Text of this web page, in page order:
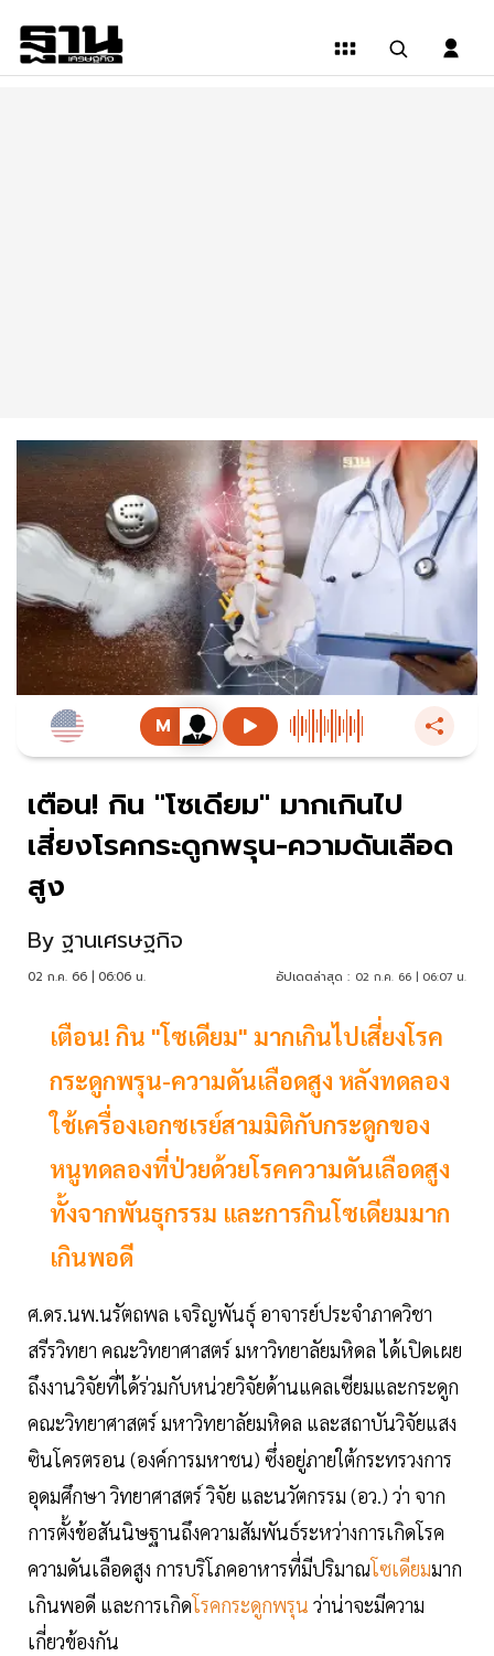
เตือน! กิน "โซเดียม" มากเกินไป
เสี่ยงโรคกระดูกพรุน-ความดันเลือด
สูง
By ฐานเศรษฐกิจ
02 ก.ค. 66 | 06:06 น. อัปเดตล่าสุด : 02 ก.ค. 66 | 06:07 น.
เตือน! กิน "โซเดียม" มากเกินไปเสี่ยงโรค
กระดูกพรุน-ความดันเลือดสูง หลังทดลอง
ใช้เครื่องเอกซเรย์สามมิติกับกระดูกของ
หนูทดลองที่ป่วยด้วยโรคความดันเลือดสูง
ทั้งจากพันธุกรรม และการกินโซเดียมมาก
เกินพอดี
ศ.ดร.นพ.นรัตถพล เจริญพันธุ์ อาจารย์ประจำภาควิชา
สรีรวิทยา คณะวิทยาศาสตร์ มหาวิทยาลัยมหิดล ได้เปิดเผย
ถึงงานวิจัยที่ได้ร่วมกับหน่วยวิจัยด้านแคลเซียมและกระดูก
คณะวิทยาศาสตร์ มหาวิทยาลัยมหิดล และสถาบันวิจัยแสง
ซินโครตรอน (องค์การมหาชน) ซึ่งอยู่ภายใต้กระทรวงการ
อุดมศึกษา วิทยาศาสตร์ วิจัย และนวัตกรรม (อว.) ว่า จาก
การตั้งข้อสันนิษฐานถึงความสัมพันธ์ระหว่างการเกิดโรค
ความดันเลือดสูง การบริโภคอาหารที่มีปริมาณโซเดียมมาก
เกินพอดี และการเกิดโรคกระดูกพรุน ว่าน่าจะมีความ
เกี่ยวข้องกัน